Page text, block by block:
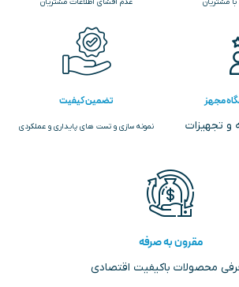
مجهز
و تجهیزات
تضمین کیفیت
نمونه سازی و تست های پایداری و عملکردی
مقرون به صرفه
محصولات باکیفیت اقتصادی